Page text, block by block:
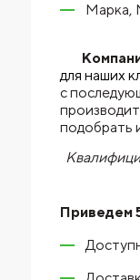
Марка,
для наших
с
подобрать
Приведем